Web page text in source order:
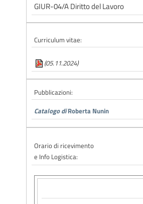
GIUR-04/A Diritto del Lavoro
Curriculum vitae:
(05.11.2024)
Pubblicazioni:
Catalogo diRoberta Nunin
Orario di ricevimento
e Info Logistica: